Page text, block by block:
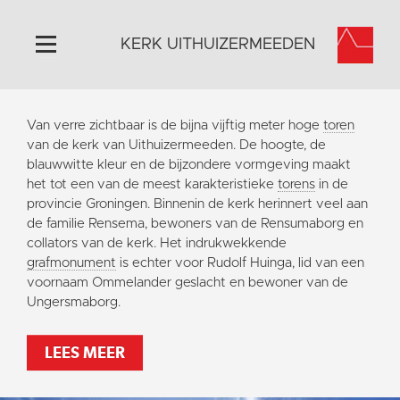
Home
Algemeen
Historie
Omgeving
Activiteiten
Doneer
Contact
KERK UITHUIZERMEEDEN
Van verre zichtbaar is de bijna vijftig meter hoge toren
van de kerk van Uithuizermeeden. De hoogte, de
blauwwitte kleur en de bijzondere vormgeving maakt
het tot een van de meest karakteristieke torens in de
provincie Groningen. Binnenin de kerk herinnert veel aan
de familie Rensema, bewoners van de Rensumaborg en
collators van de kerk. Het indrukwekkende
grafmonument is echter voor Rudolf Huinga, lid van een
voornaam Ommelander geslacht en bewoner van de
Ungersmaborg.
LEES MEER